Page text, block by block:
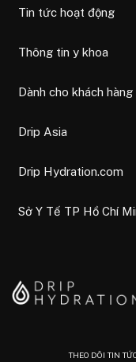
Tin tức hoạt động
Thông tin y khoa
Dành cho khách hàng
Drip Asia
Drip Hydration.com
Sở Y Tế TP Hồ Chí
THEO DÕI TIN